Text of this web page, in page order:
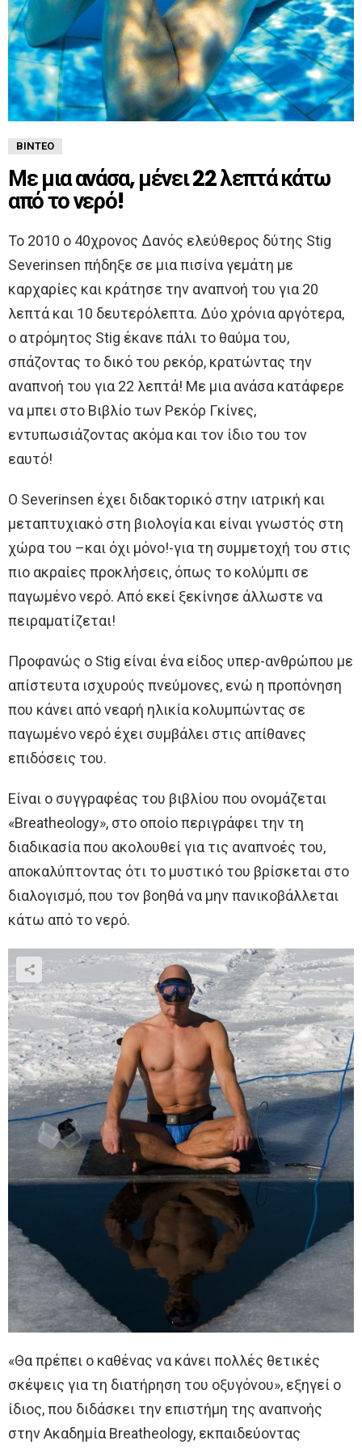
ΒΊΝΤΕΟ
Με μια ανάσα, μένει 22 λεπτά κάτω
από το νερό!
Το 2010 ο 40χρονος Δανός ελεύθερος δύτης Stig
Severinsen πήδηξε σε μια πισίνα γεμάτη με
καρχαρίες και κράτησε την αναπνοή του για 20
λεπτά και 10 δευτερόλεπτα. Δύο χρόνια αργότερα,
ο ατρόμητος Stig έκανε πάλι το θαύμα του,
σπάζοντας το δικό του ρεκόρ, κρατώντας την
αναπνοή του για 22 λεπτά! Με μια ανάσα κατάφερε
να μπει στο Βιβλίο των Ρεκόρ Γκίνες,
εντυπωσιάζοντας ακόμα και τον ίδιο του τον
εαυτό!
Ο Severinsen έχει διδακτορικό στην ιατρική και
μεταπτυχιακό στη βιολογία και είναι γνωστός στη
χώρα του –και όχι μόνο!-για τη συμμετοχή του στις
πιο ακραίες προκλήσεις, όπως το κολύμπι σε
παγωμένο νερό. Από εκεί ξεκίνησε άλλωστε να
πειραματίζεται!
Προφανώς ο Stig είναι ένα είδος υπερ-ανθρώπου με
απίστευτα ισχυρούς πνεύμονες, ενώ η προπόνηση
που κάνει από νεαρή ηλικία κολυμπώντας σε
παγωμένο νερό έχει συμβάλει στις απίθανες
επιδόσεις του.
Είναι ο συγγραφέας του βιβλίου που ονομάζεται
«Breatheology», στο οποίο περιγράφει την τη
διαδικασία που ακολουθεί για τις αναπνοές του,
αποκαλύπτοντας ότι το μυστικό του βρίσκεται στο
διαλογισμό, που τον βοηθά να μην πανικοβάλλεται
κάτω από το νερό.
«Θα πρέπει ο καθένας να κάνει πολλές θετικές
σκέψεις για τη διατήρηση του οξυγόνου», εξηγεί ο
ίδιος, που διδάσκει την επιστήμη της αναπνοής
στην Ακαδημία Breatheology, εκπαιδεύοντας